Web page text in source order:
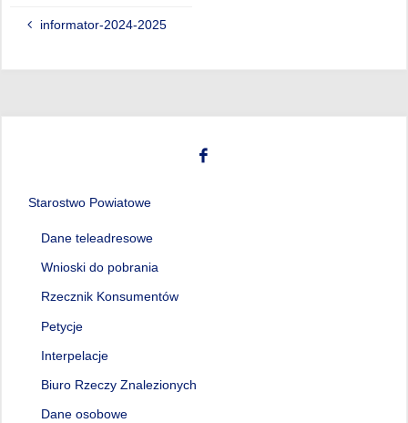
informator-2024-2025
Starostwo Powiatowe
Dane teleadresowe
Wnioski do pobrania
Rzecznik Konsumentów
Petycje
Interpelacje
Biuro Rzeczy Znalezionych
Dane osobowe